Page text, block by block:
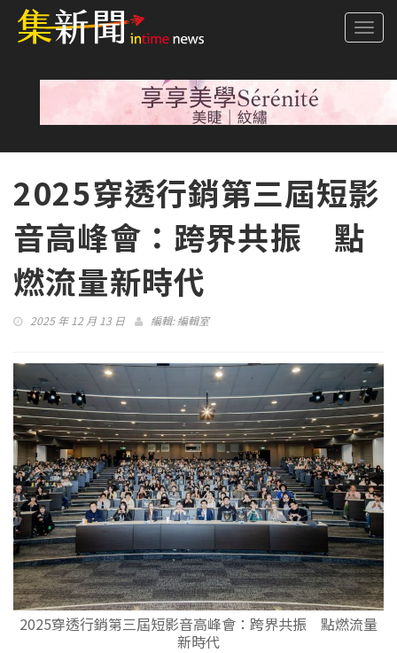
2025穿透行銷第三屆短影
音高峰會：跨界共振 點
燃流量新時代
2025 年 12 月 13 日 編輯:編輯室
2025穿透行銷第三屆短影音高峰會：跨界共振 點燃流量
新時代